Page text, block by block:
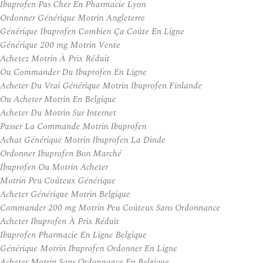
Ibuprofen Pas Cher En Pharmacie Lyon
Ordonner Générique Motrin Angleterre
Générique Ibuprofen Combien Ça Coûte En Ligne
Générique 200 mg Motrin Vente
Achetez Motrin À Prix Réduit
Ou Commander Du Ibuprofen En Ligne
Acheter Du Vrai Générique Motrin Ibuprofen Finlande
Ou Acheter Motrin En Belgique
Acheter Du Motrin Sur Internet
Passer La Commande Motrin Ibuprofen
Achat Générique Motrin Ibuprofen La Dinde
Ordonner Ibuprofen Bon Marché
Ibuprofen Ou Motrin Acheter
Motrin Peu Coûteux Générique
Acheter Générique Motrin Belgique
Commander 200 mg Motrin Peu Coûteux Sans Ordonnance
Acheter Ibuprofen À Prix Réduit
Ibuprofen Pharmacie En Ligne Belgique
Générique Motrin Ibuprofen Ordonner En Ligne